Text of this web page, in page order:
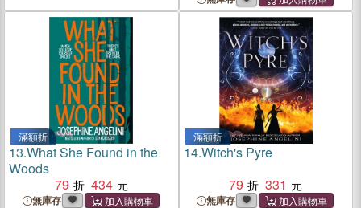
滿額折
13.What She Found in the
Woods
79
434
無庫存
滿額折
14.Witch's Pyre
79
331
無庫存